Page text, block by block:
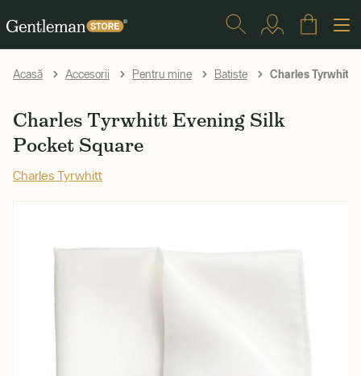
Acasă Accesorii Pentru mine Batiste Charles Tyrwhitt
Charles Tyrwhitt Evening Silk
Pocket Square
Charles Tyrwhitt